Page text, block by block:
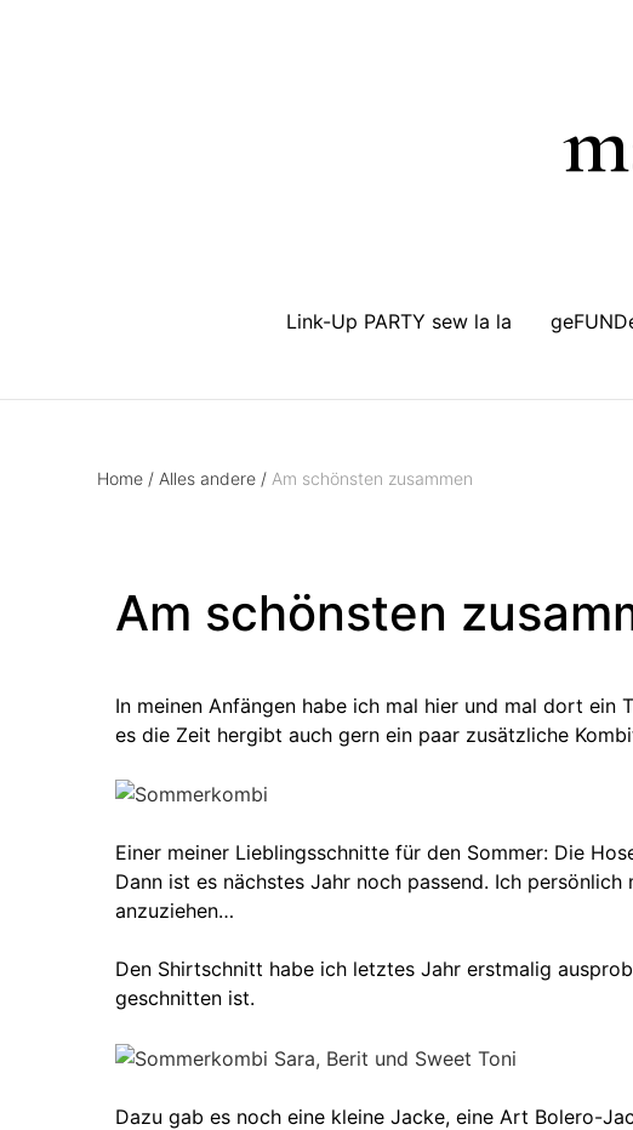
Link-Up PARTY sew la la
Home / Alles andere / Am schönsten zusammen
Am schönsten
In meinen Anfängen habe ich mal hier und mal dort ein
es die Zeit hergibt auch gern ein paar zusätzliche
Einer meiner Lieblingsschnitte für den Sommer: Die
Dann ist es nächstes Jahr noch passend. Ich persönlich
anzuziehen…
Den Shirtschnitt habe ich letztes Jahr erstmalig
geschnitten ist.
Dazu gab es noch eine kleine Jacke, eine Art Bolero-